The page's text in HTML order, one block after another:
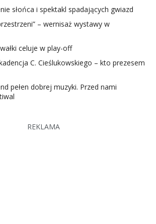
słońca i spektakl spadających gwiazd
– wernisaż wystawy w
celuje w play-off
C. Cieślukowskiego – kto prezesem
pełen dobrej muzyki. Przed nami
REKLAMA